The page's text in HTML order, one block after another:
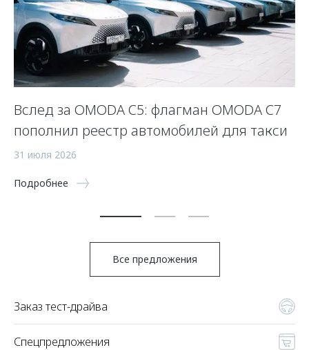
Вслед за OMODA C5: флагман OMODA C7
пополнил реестр автомобилей для такси
31 июля 2026
Подробнее
Все предложения
Заказ тест-драйва
Спецпредложения